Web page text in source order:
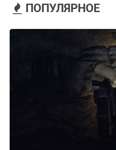
ПОПУЛЯРНОЕ